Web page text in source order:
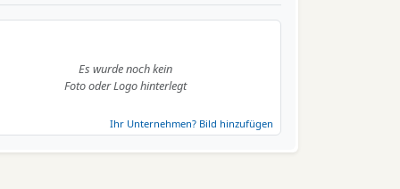
Es wurde noch kein
Foto oder Logo hinterlegt
Ihr Unternehmen? Bild hinzufügen